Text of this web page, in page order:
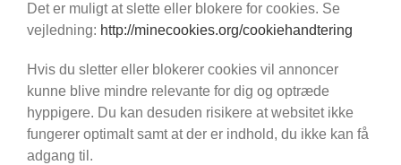
Det er muligt at slette eller blokere for cookies. Se
vejledning: http://minecookies.org/cookiehandtering
Hvis du sletter eller blokerer cookies vil annoncer
kunne blive mindre relevante for dig og optræde
hyppigere. Du kan desuden risikere at websitet ikke
fungerer optimalt samt at der er indhold, du ikke kan få
adgang til.